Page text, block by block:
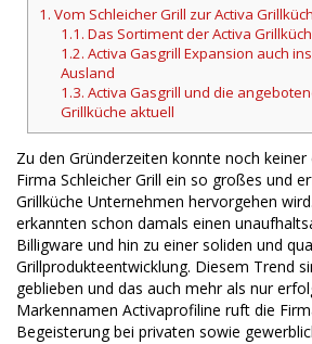
1. Vom Schleicher Grill zur Activa
1.1. Das Sortiment der Activa
1.2. Activa Gasgrill Expansion auch ins
Ausland
1.3. Activa Gasgrill und die
Grillküche aktuell
Zu den Gründerzeiten konnte noch
Firma Schleicher Grill ein so großes und
Grillküche Unternehmen hervorgehen
erkannten schon damals einen
Billigware und hin zu einer soliden und
Grillprodukteentwicklung. Diesem Trend
geblieben und das auch mehr als nur
Markennamen Activaprofiline ruft die
Begeisterung bei privaten sowie